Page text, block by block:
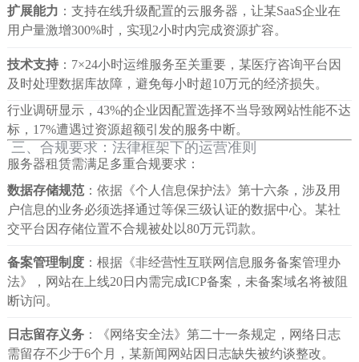
扩展能力 ：支持在线升级配置的云服务器，让某SaaS企业在
用户量激增300%时，实现2小时内完成资源扩容。
技术支持：7×24小时运维服务至关重要，某医疗咨询平台因
及时处理数据库故障，避免每小时超10万元的经济损失。
行业调研显示，43%的企业因配置选择不当导致网站性能不达
标，17%遭遇过资源超额引发的服务中断。
三、合规要求：法律框架下的运营准则
服务器租赁需满足多重合规要求：
数据存储规范：依据《个人信息保护法》第十六条，涉及用
户信息的业务必须选择通过等保三级认证的数据中心。某社
交平台因存储位置不合规被处以80万元罚款。
备案管理制度：根据《非经营性互联网信息服务备案管理办
法》，网站在上线20日内需完成ICP备案，未备案域名将被阻
断访问。
日志留存义务：《网络安全法》第二十一条规定，网络日志
需留存不少于6个月，某新闻网站因日志缺失被约谈整改。